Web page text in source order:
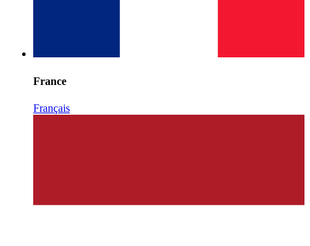
France
Français